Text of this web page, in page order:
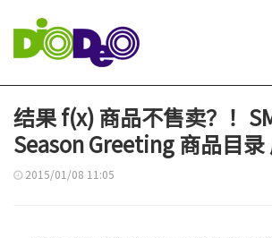
结果 f(x) 商品不售卖？！
Season Greeting 商品目
2015/01/08 11:05